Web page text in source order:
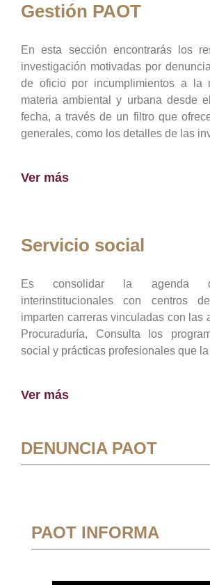
Gestión PAOT
En esta sección encontrarás los
investigación motivadas por
de oficio por incumplimientos a la
materia ambiental y urbana desde
fecha, a través de un filtro que
generales, como los detalles de las
Ver más
Servicio social
Es consolidar la agenda
interinstitucionales con centros
imparten carreras vinculadas con las
Procuraduría, Consulta los
social y prácticas profesionales que
Ver más
DENUNCIA PAOT
PAOT INFORMA